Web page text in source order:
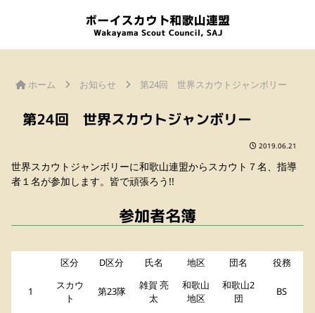
ホーム お知らせ 第24回 世界スカウトジャンボリー
第24回 世界スカウトジャンボリー
2019.06.21
世界スカウトジャンボリーに和歌山連盟からスカウト７名、指導
者１名が参加します。皆で頑張ろう!!
参加者名簿
区分 D区分 氏名 地区 団名 役務
1
スカウ
ト
第23隊
雑賀 亮
太
和歌山
地区
和歌山2
団
BS